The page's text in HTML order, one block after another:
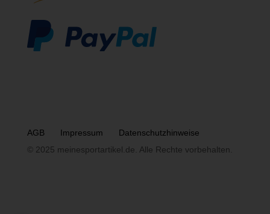
AGB Impressum
Datenschutzhinweise
© 2025 meinesportartikel.de. Alle Rechte vorbehalten.